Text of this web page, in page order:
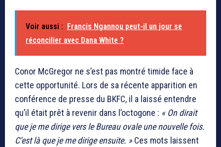
Voir aussi : Francis Ngannou peut-il un jour se
réconcilier avec Dana White ?
Conor McGregor ne s’est pas montré timide face à
cette opportunité. Lors de sa récente apparition en
conférence de presse du BKFC, il a laissé entendre
qu’il était prêt à revenir dans l’octogone : « On dirait
que je me dirige vers le Bureau ovale une nouvelle fois.
C’est là que je me dirige ensuite. » Ces mots laissent